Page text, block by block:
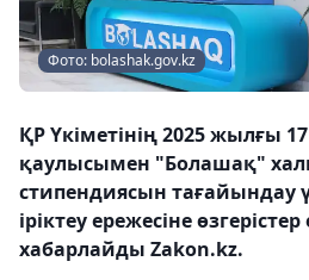
Фото: bolashak.gov.kz
ҚР Үкіметінің 2025 жылғы
қаулысымен "Болашақ"
стипендиясын тағайындау
іріктеу ережесіне өзгерістер
хабарлайды Zakon.kz.